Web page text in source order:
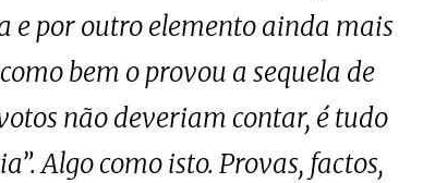
e por outro elemento ainda mais
bem o provou a sequela de
não deveriam contar, é tudo
Algo como isto. Provas, factos,